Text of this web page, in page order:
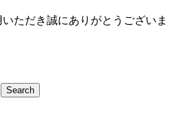
ただき誠にありがとうございま